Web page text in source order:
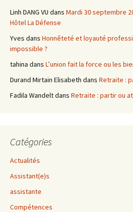
Linh DANG VU dans Mardi 30 septembre
Hôtel La Défense
Yves dans Honnêteté et loyauté
impossible ?
tahina dans L’union fait la force ou les
Durand Mirtain Elisabeth dans Retraite :
Fadila Wandeltdans Retraite : partir ou
Catégories
Actualités
Assistant(e)s
assistante
Compétences